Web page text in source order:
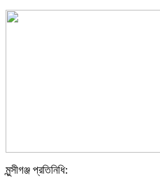
মুন্সীগঞ্জ প্রতিনিধি: